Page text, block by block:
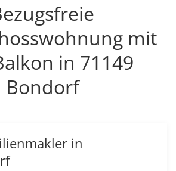
mit
in 71149
Bondorf
in